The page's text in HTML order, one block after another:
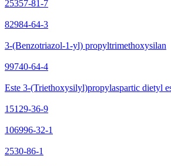
25357-81-7
82984-64-3
3-(Benzotriazol-1-yl) propyltrimethoxysilan
99740-64-4
Este 3-(Triethoxysilyl)propylaspartic dietyl
15129-36-9
106996-32-1
2530-86-1